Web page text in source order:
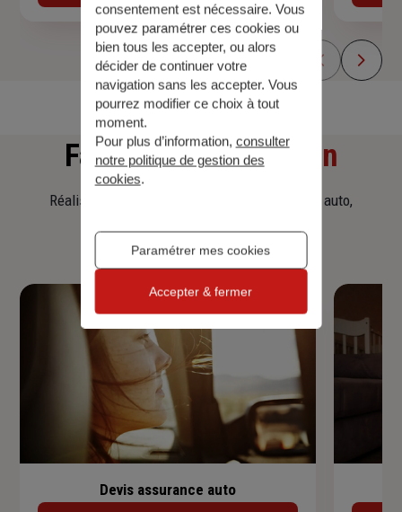
Faitesune simulation
Réalisez une simulation tarifaire d'assurance, auto,
Devis assurance auto
consentement est nécessaire. Vous
pouvez paramétrer ces cookies ou
bien tous les accepter, ou alors
décider de continuer votre
navigation sans les accepter. Vous
pourrez modifier ce choix à tout
moment.
Pour plus d’information, consulter
notre politique de gestion des
cookies.
Paramétrer mes cookies
Accepter & fermer